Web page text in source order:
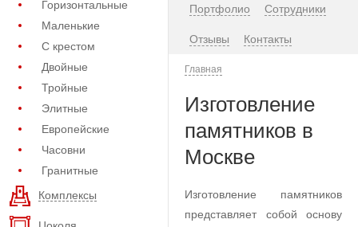
Горизонтальные
Маленькие
С крестом
Двойные
Тройные
Элитные
Европейские
Часовни
Гранитные
Комплексы
Портфолио Сотрудники
Отзывы Контакты
Главная
Изготовление
памятников в
Москве
Изготовление памятников
представляет собой основу